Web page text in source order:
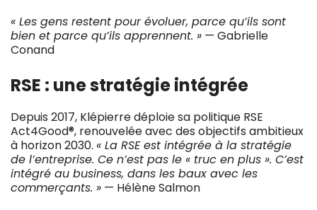
« Les gens restent pour évoluer, parce qu’ils sont
bien et parce qu’ils apprennent. » — Gabrielle
Conand
RSE : une stratégie intégrée
Depuis 2017, Klépierre déploie sa politique RSE
Act4Good®, renouvelée avec des objectifs ambitieux
à horizon 2030. « La RSE est intégrée à la stratégie
de l’entreprise. Ce n’est pas le « truc en plus ». C’est
intégré au business, dans les baux avec les
commerçants. » — Hélène Salmon